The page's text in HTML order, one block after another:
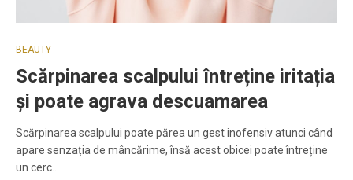
BEAUTY
Scărpinarea scalpului întreține iritația
și poate agrava descuamarea
Scărpinarea scalpului poate părea un gest inofensiv atunci când
apare senzația de mâncărime, însă acest obicei poate întreține
un cerc…